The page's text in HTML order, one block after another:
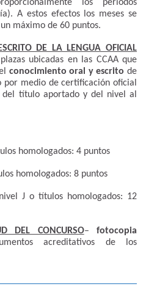
los periodos
A estos efectos los meses se
máximo de 60 puntos.
DE LA LENGUA OFICIAL
ubicadas en las CCAA que
conocimiento oral y escrito de
por medio de certificación oficial
del título aportado y del nivel al
homologados: 4 puntos
homologados: 8 puntos
J o títulos homologados: 12
DEL CONCURSO–fotocopia
acreditativos de los